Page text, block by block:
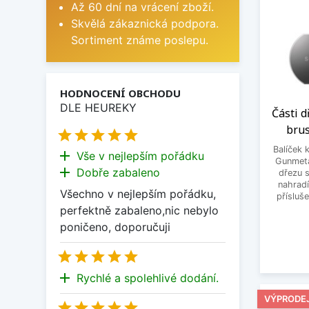
Až 60 dní na vrácení zboží.
Skvělá zákaznická podpora.
Sortiment známe poslepu.
HODNOCENÍ OBCHODU
DLE HEUREKY

add Vše v nejlepším pořádku
add Dobře zabaleno
Všechno v nejlepším pořádku,
perfektně zabaleno,nic nebylo
poničeno, doporučuji

add Rychlé a spolehlivé dodání.
Části
Balíček
dřezu